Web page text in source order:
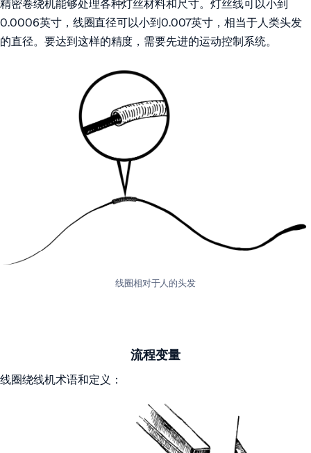
精密卷绕机能够处理各种灯丝材料和尺寸。灯丝线可以小到
0.0006英寸，线圈直径可以小到0.007英寸，相当于人类头发
的直径。要达到这样的精度，需要先进的运动控制系统。
线圈相对于人的头发
流程变量
线圈绕线机术语和定义：